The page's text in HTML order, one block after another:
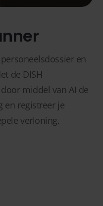
en
de DISH
middel van AI de
en registreer je
verloning.